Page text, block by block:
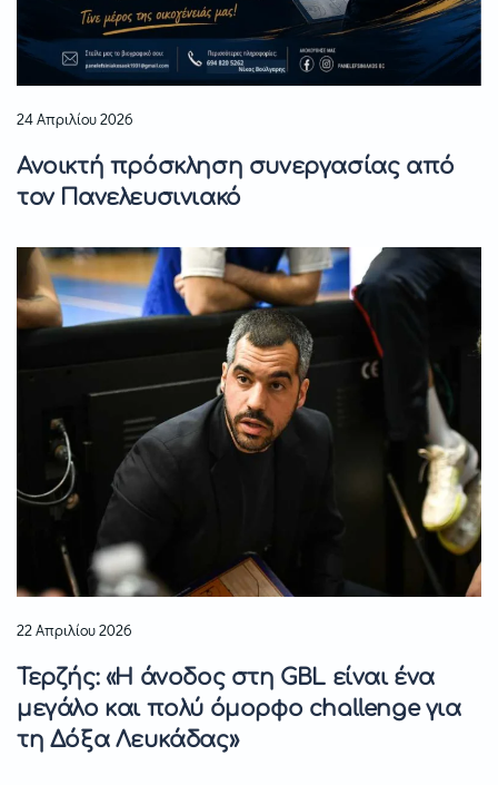
24 Απριλίου 2026
Ανοικτή πρόσκληση συνεργασίας από
τον Πανελευσινιακό
22 Απριλίου 2026
Τερζής: «Η άνοδος στη GBL είναι ένα
μεγάλο και πολύ όμορφο challenge για
τη Δόξα Λευκάδας»